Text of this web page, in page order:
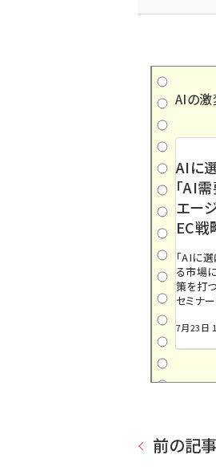
AIの激
AIに
「AI
エー
EC戦
「AIに
る市場
策を打
セミナ
7月23日
前の記事